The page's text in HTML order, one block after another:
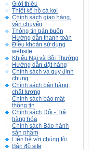
Giới thiệu
Thiết kế hồ cá koi
Chính sách giao hàng,
vận chuyển
Thông tin bán buôn
Hướng dẫn thanh toán
Điều khoản sử dụng
website
Khiếu Nại và Bồi Thường
Hướng dẫn đặt hàng
Chính sách và quy định
chung
Chính sách bán hàng,
chất lượng
Chính sách bảo mật
thông tin
Chính sách Đổi - Trả
hàng hóa
Chính sách Bảo hành
sản phẩm
Liên hệ với chúng tôi
Bản đồ site